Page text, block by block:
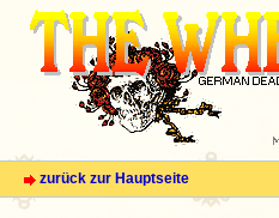
zurück zur Hauptseite